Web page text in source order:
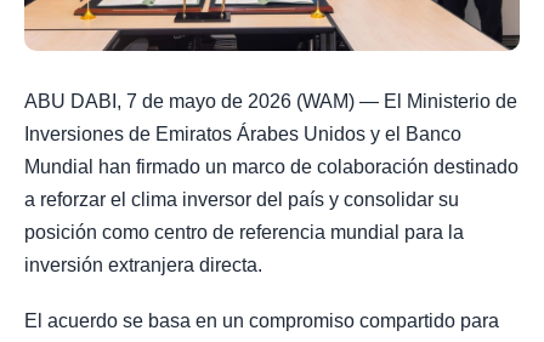
ABU DABI, 7 de mayo de 2026 (WAM) — El Ministerio de
Inversiones de Emiratos Árabes Unidos y el Banco
Mundial han firmado un marco de colaboración destinado
a reforzar el clima inversor del país y consolidar su
posición como centro de referencia mundial para la
inversión extranjera directa.
El acuerdo se basa en un compromiso compartido para